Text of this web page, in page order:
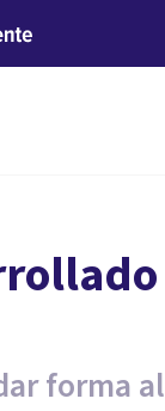
forma al